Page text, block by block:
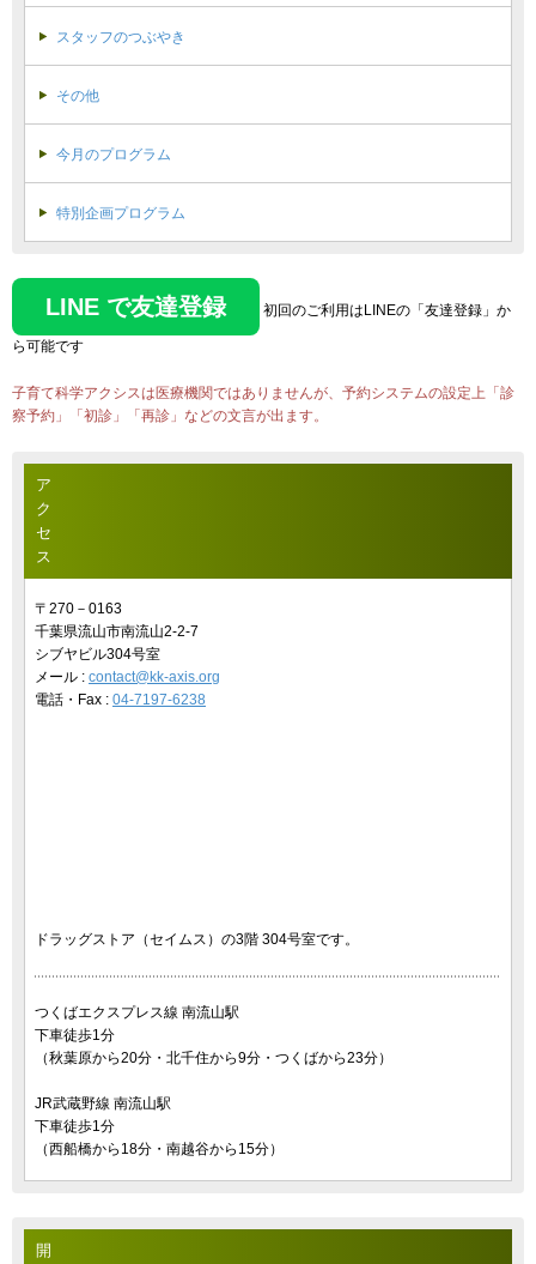
スタッフのつぶやき
その他
今月のプログラム
特別企画プログラム
LINE で友達登録 初回のご利用はLINEの「友達登録」か
ら可能です
子育て科学アクシスは医療機関ではありませんが、予約システムの設定上「診
察予約」「初診」「再診」などの文言が出ます。
ア
ク
セ
ス
〒270－0163
千葉県流山市南流山2-2-7
シブヤビル304号室
メール : contact@kk-axis.org
電話・Fax : 04-7197-6238
ドラッグストア（セイムス）の3階 304号室です。
つくばエクスプレス線 南流山駅
下車徒歩1分
（秋葉原から20分・北千住から9分・つくばから23分）
JR武蔵野線 南流山駅
下車徒歩1分
（西船橋から18分・南越谷から15分）
開